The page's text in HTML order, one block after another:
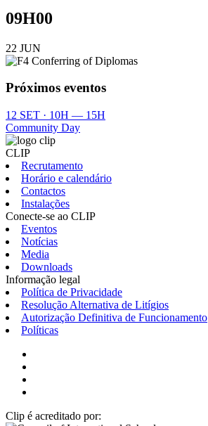
09H00
22 JUN
Próximos eventos
12 SET · 10H — 15H
Community Day
CLIP
Recrutamento
Horário e calendário
Contactos
Instalações
Conecte-se ao CLIP
Eventos
Notícias
Media
Downloads
Informação legal
Política de Privacidade
Resolução Alternativa de Litígios
Autorização Definitiva de Funcionamento
Políticas
Clip é acreditado por: